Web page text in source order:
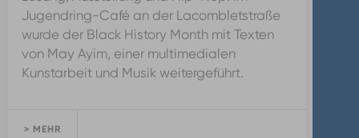
Jugendring-Café an der Lacombletstraße
wurde der Black History Month mit Texten
von May Ayim, einer multimedialen
Kunstarbeit und Musik weitergeführt.
> MEHR